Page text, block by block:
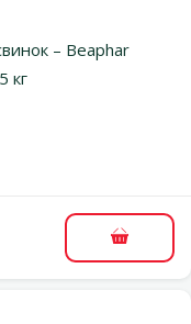
– Beaphar
кг
В